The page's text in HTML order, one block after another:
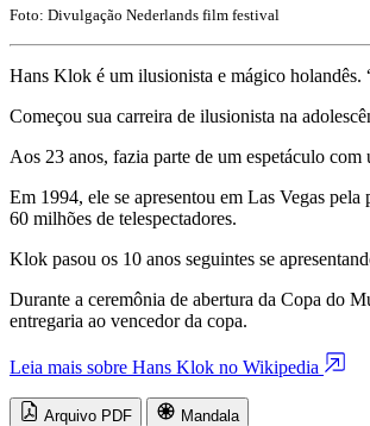
Foto: Divulgação Nederlands film festival
Hans Klok é um ilusionista e mágico holandês.
Começou sua carreira de ilusionista na
Aos 23 anos, fazia parte de um espetáculo
Em 1994, ele se apresentou em Las Vegas
60 milhões de telespectadores.
Klok pasou os 10 anos seguintes se
Durante a ceremônia de abertura da Copa do
entregaria ao vencedor da copa.
Leia mais sobre Hans Klok no Wikipedia
Arquivo PDF Mandala